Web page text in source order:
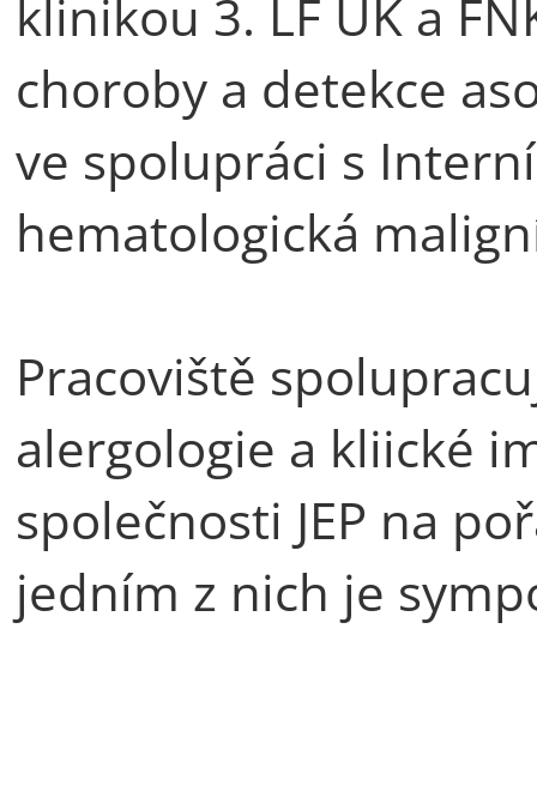
klinikou 3. LF UK a
choroby a detekce
ve spolupráci s
hematologická
Pracoviště
alergologie a kliické
společnosti JEP na
jedním z nich je